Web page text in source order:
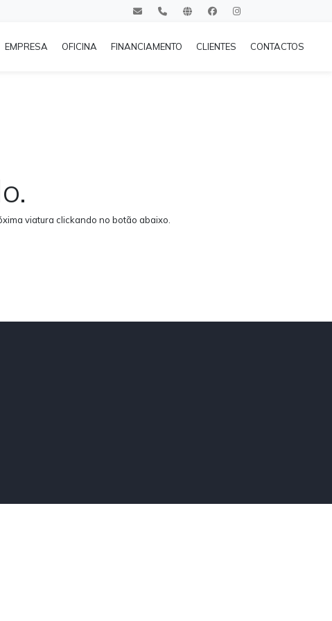
EMPRESA OFICINA FINANCIAMENTO CLIENTES CONTACTOS
viatura clickando no botão abaixo.